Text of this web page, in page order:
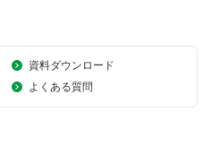
資料ダウンロード
よくある質問